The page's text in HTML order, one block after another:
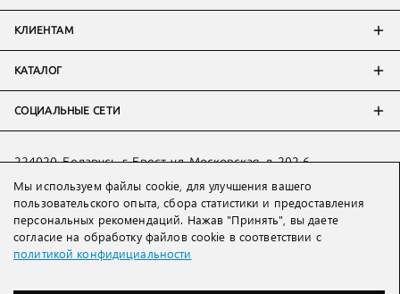
КЛИЕНТАМ
КАТАЛОГ
СОЦИАЛЬНЫЕ СЕТИ
214018 Россия, г. Смоленск, пр-т. Гагарина, д. 19
224020, Беларусь, г. Брест, ул. Московская, д. 202-6
Тел:+7 993 398 36 60(WhatsApp
Тел:+375 29 205 80 10( WhatsApp,Viber)
Email:ved@lakbi.com
Мы используем файлы cookie, для улучшения вашего
пользовательского опыта, сбора статистики и предоставления
персональных рекомендаций. Нажав "Принять", вы даете
согласие на обработку файлов cookie в соответствии с
политикой конфидициальности